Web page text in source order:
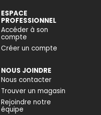
ESPACE
PROFESSIONNEL
Accéder à son
compte
Créer un compte
NOUS JOINDRE
Nous contacter
Trouver un magasin
Rejoindre notre
équipe